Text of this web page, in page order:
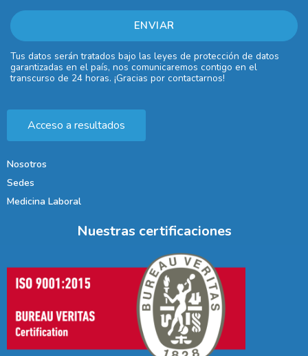
Tus datos serán tratados bajo las leyes de protección de datos
garantizadas en el país, nos comunicaremos contigo en el
transcurso de 24 horas. ¡Gracias por contactarnos!
Acceso a resultados
Nosotros
Sedes
Medicina Laboral
Nuestras certificaciones